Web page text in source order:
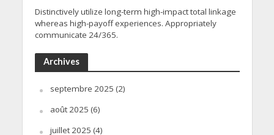
Distinctively utilize long-term high-impact total linkage
whereas high-payoff experiences. Appropriately
communicate 24/365.
Archives
septembre 2025 (2)
août 2025 (6)
juillet 2025 (4)